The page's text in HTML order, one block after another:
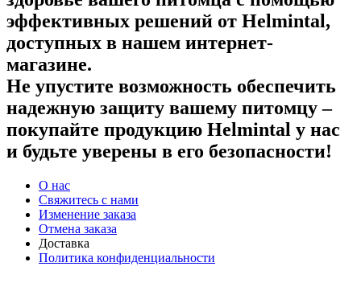
эффективных решений от Helmintal,
доступных в нашем интернет-
магазине.
Не упустите возможность обеспечить
надежную защиту вашему питомцу –
покупайте продукцию Helmintal у нас
и будьте уверены в его безопасности!
О нас
Свяжитесь с нами
Изменение заказа
Отмена заказа
Доставка
Политика конфиденциальности